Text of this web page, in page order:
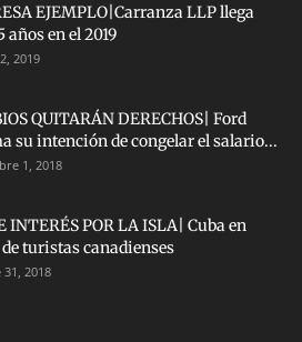
EJEMPLO|Carranza LLP llega
años en el 2019
2019
QUITARÁN DERECHOS| Ford
su intención de congelar el salario...
1, 2018
INTERÉS POR LA ISLA| Cuba en
turistas canadienses
2018